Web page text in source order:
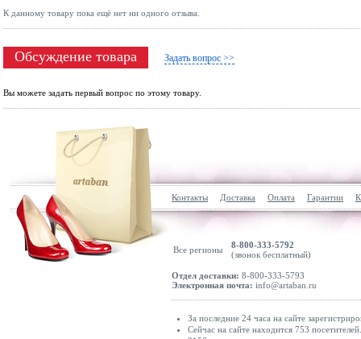
К данному товару пока ещё нет ни одного отзыва.
Обсуждение товара Задать вопрос >>
Вы можете задать первый вопрос по этому товару.
Контакты Доставка Оплата Гарантии
Все регионы
8-800-333-5792
(звонок бесплатный)
Отдел доставки: 8-800-333-5793
Электронная почта: info@artaban.ru
За последние 24 часа на сайте
Сейчас на сайте находится 753 посетителей.